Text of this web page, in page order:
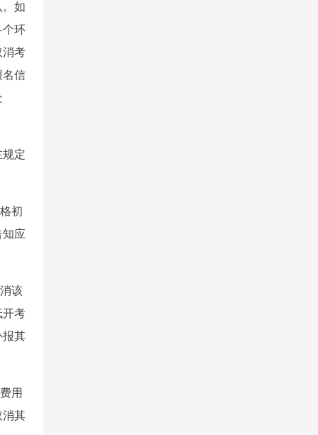
如
个环
消考
名信
定
初
应
该
开考
报其
用
消其